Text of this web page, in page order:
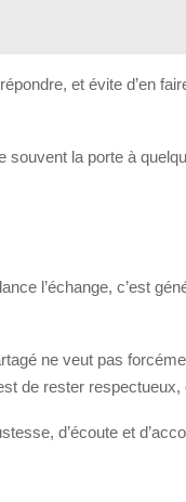
et évite d’en
la porte à
l’échange, c’est
ne veut pas
de rester respectueux,
d’écoute et